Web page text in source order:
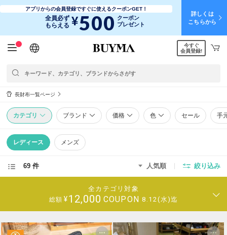
アプリからの会員登録ですぐに使えるクーポンGET！
全員必ず
もらえる ¥500 クーポン
プレゼント
詳しくは
こちらから
日本語
English
简体中文
繁體中文
今すぐ
会員登録!
長財布一覧ページ
カテゴリ ブランド 価格 色 セール 手
レディース メンズ
69 件 人気順 絞り込み
全カテゴリ対象
総額 ¥12,000 COUPON 8.12(水)迄